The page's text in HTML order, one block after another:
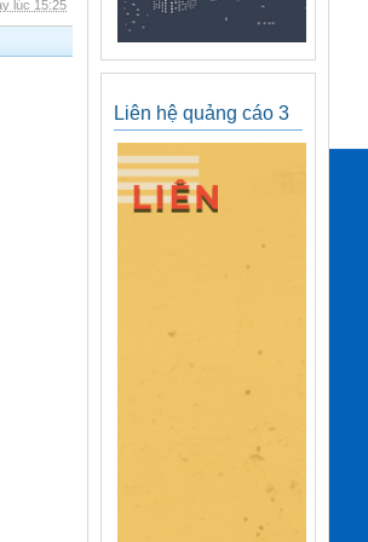
lúc 15:25
Liên hệ quảng cáo 3